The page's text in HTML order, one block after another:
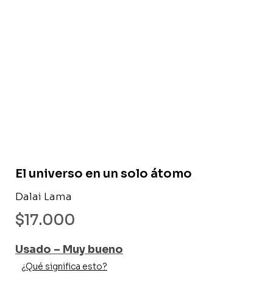
El universo en un solo átomo
Dalai Lama
$17.000
Usado – Muy bueno
¿Qué significa esto?